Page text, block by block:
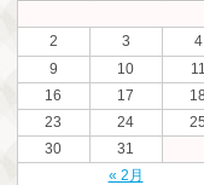
« 2月
2
3 4
9
10 11
16
17 18
23
24 25
30
31